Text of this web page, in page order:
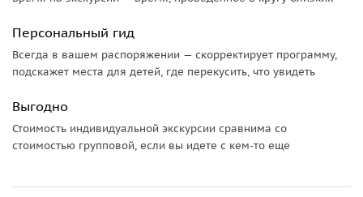
Персональный гид
Всегда в вашем распоряжении — скорректирует программу,
подскажет места для детей, где перекусить, что увидеть
Выгодно
Стоимость индивидуальной экскурсии сравнима со
стоимостью групповой, если вы идете с кем-то еще